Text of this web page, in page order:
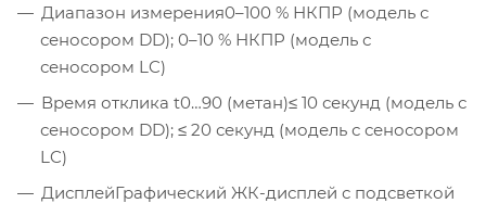
Диапазон измерения0–100 % НКПР (модель с
сеносором DD); 0–10 % НКПР (модель с
сеносором LC)
Время отклика t0…90 (метан)≤ 10 секунд (модель с
сеносором DD); ≤ 20 секунд (модель с сеносором
LC)
ДисплейГрафический ЖК-дисплей с подсветкой